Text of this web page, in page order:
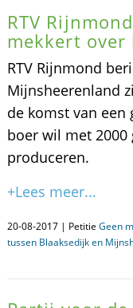
RTV
mekkert over
RTV Rijnmond
Mijnsheerenland
de komst van een
boer wil met
produceren.
+Lees meer...
20-08-2017 | Petitie Geen
tussen Blaaksedijk en